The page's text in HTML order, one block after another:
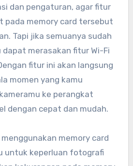
dan pengaturan, agar fitur
pada memory card tersebut
Tapi jika semuanya sudah
dapat merasakan fitur Wi-Fi
fitur ini akan langsung
momen yang kamu
ke perangkat
dengan cepat dan mudah.
memory card
untuk keperluan fotografi